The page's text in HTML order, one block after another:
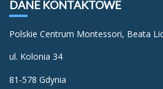
DANE KONTAKTOWE
Polskie Centrum Montessori, Beata
ul. Kolonia 34
81-578 Gdynia